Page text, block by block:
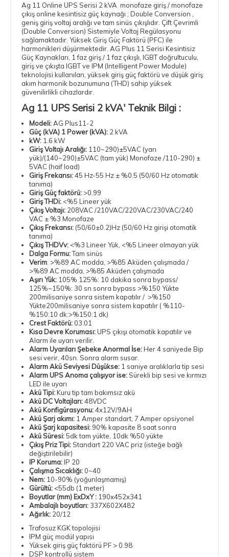
Ag 11 Online UPS Serisi 2 kVA monofaze giriş / monofaze
çıkış online kesintisiz güç kaynağı ; Double Conversion ,
geniş giriş voltaj aralığı ve tam sinüs çıkışlıdır. Çift Çevrimli
(Double Conversion) Sistemiyle Voltaj Regülasyonu
sağlamaktadır. Yüksek Giriş Güç Faktörü (PFC) ile
harmonikleri düşürmektedir. AG Plus 11 Serisi Kesintisiz
Güç Kaynakları, 1 faz giriş / 1 faz çıkışlı, IGBT doğrultuculu,
giriş ve çıkışta IGBT ve IPM (Intelligent Power Module)
teknolojisi kullanılan, yüksek giriş güç faktörü ve düşük giriş
akım harmonik bozunumuna (THD) sahip yüksek
güvenilirlikli cihazlardır.
Ag 11 UPS Serisi 2 kVA' Teknik Bilgi :
Modeli:AG Plus11-2
Güç (kVA) 1 Power (kVA): 2 kVA
kW: 1.6 kW
Giriş Voltajı Aralığı: 110~290)±5VAC (yarı
yük)/(140~290)±5VAC (tam yük) Monofaze /110-290) ±
5VAC (haif load)
Giriş Frekansı:45 Hz-55 Hz ± %0.5 (50/60 Hz otomatik
tanıma)
Giriş Güç faktörü: >0.99
Giriş THDi: <%5 Lineer yük
Çıkış Voltajı: 208VAC /210VAC/220VAC/230VAC/240
VAC ± %3 Monofaze
Çıkış Frekansı: (50/60±0.2)Hz (50/60 Hz girişi otomatik
tanıma)
Çıkış THDVv: <%3 Lineer Yük, <%5 Lineer olmayan yük
Dalga Formu:Tam sinüs
Verim: >%89 AC modda, >%85 Aküden çalışmada /
>%89 AC modda, >%85 Aküden çalışmada
Aşırı Yük: 105% 125%: 10 dakika sonra bypass/
125%~150%: 30 sn sonra bypass >%150 Yükte
200milisaniye sonra sistem kapatılır / >%150
Yükte200milisaniye sonra sistem kapatılır ( %110-
%150:10 dk:>%150:1 dk)
Crest Faktörü: 03:01
Kısa Devre Koruması:UPS çıkışı otomatik kapatılır ve
Alarm ile uyarı verilir.
Alarm Uyarıları Şebeke Anormal İse:Her 4 saniyede Bip
sesi verir, 40sn. Sonra alarm susar.
Alarm Akü Seviyesi Düşükse: 1 saniye aralıklarla tip sesi
Alarm UPS Anoma çalışıyor ise: Sürekli bip sesi ve kırmızı
LED ile uyarı
Akü Tipi:Kuru tip tam bakımsız akü
Akü DC Voltajları:48VDC
Akü Konfigürasyonu:4x12V/9AН
Akü Şarj akımı: 1 Amper standart, 7 Amper opsiyonel
Akü Şarj kapasitesi: 90% kapasite 8 saat sonra
Akü Süresi:5dk tam yükte, 10dk %50 yükte
Çıkış Priz Tipi: Standart 220 VAC priz (isteğe bağlı
değiştirilebilir)
IP Koruma:IP 20
Çalışma Sıcaklığı: 0~40
Nem: 10-90% (yoğunlaşmamış)
Gürültü: <55db (1 meter)
Boyutlar (mm) ExDxY : 190x452x341
Ambalajlı boyutları: 337X602X482
Ağırlık: 20/12
Trafosuz KGK topolojisi
IPM güç modül yapısı
Yüksek giriş güç faktörü PF > 0.98
DSP kontrollü sistem